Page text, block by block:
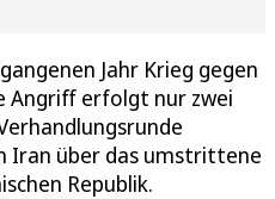
Jahr Krieg gegen
Angriff erfolgt nur zwei
Iran über das umstrittene
Republik.